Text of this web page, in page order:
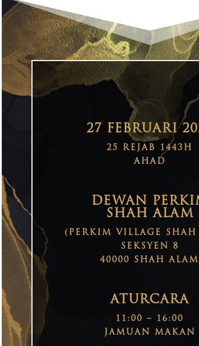
27 FEBRUARI
25 REJAB 1443H
AHAD
DEWAN
SHAH ALAM
(PERKIM VILLAGE SHAH
SEKSYEN 8
40000 SHAH ALAM
ATURCARA
11:00 – 16:00
JAMUAN MAKAN